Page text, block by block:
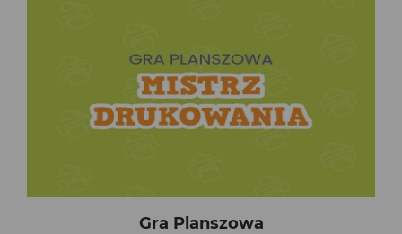
Gra Planszowa